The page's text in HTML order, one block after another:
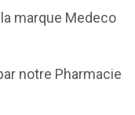
marque Medeco
notre Pharmacie